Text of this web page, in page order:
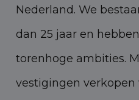
Nederland. We
dan 25 jaar en
torenhoge ambities.
vestigingen verkopen